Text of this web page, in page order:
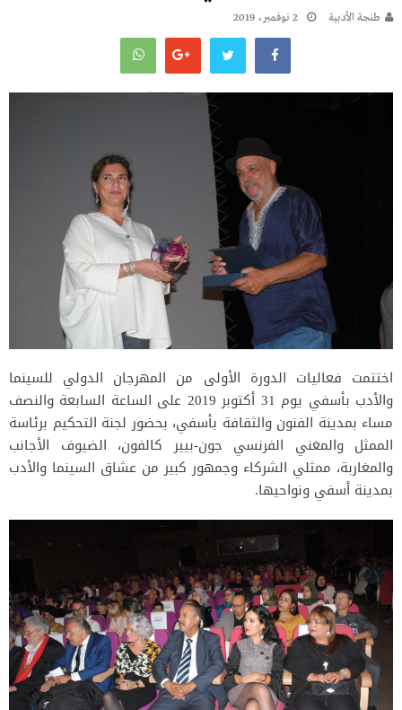
طنجة الأدبية 2 نوفمبر، 2019
اختتمت فعاليات الدورة الأولى من المهرجان الدولي للسينما
والأدب بأسفي يوم 31 أكتوبر 2019 على الساعة السابعة والنصف
مساء بمدينة الفنون والثقافة بأسفي، بحضور لجنة التحكيم برئاسة
الممثل والمغني الفرنسي جون-بيير كالفون، الضيوف الأجانب
والمغاربة، ممثلي الشركاء وجمهور كبير من عشاق السينما والأدب
بمدينة أسفي ونواحيها.